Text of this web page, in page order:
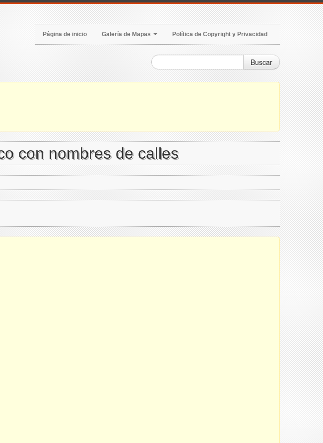
Página de inicio Galería de Mapas Política de Copyright y Privacidad
Buscar
con nombres de calles